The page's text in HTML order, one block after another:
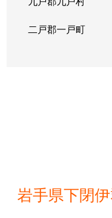
二戸郡一戸町
岩手県下閉